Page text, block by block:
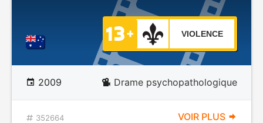
VIOLENCE
2009 Drame psychopathologique
352664 VOIR PLUS